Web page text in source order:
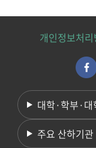
개인정보처리
대학·학부·대
주요 산하기관